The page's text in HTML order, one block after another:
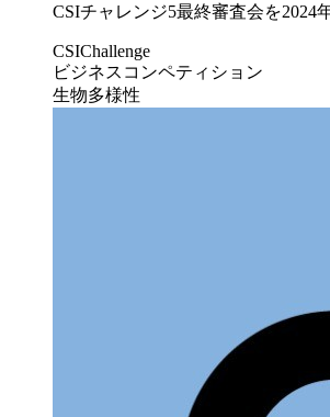
CSIチャレンジ5最終審査会を2024
CSIChallenge
ビジネスコンペティション
生物多様性